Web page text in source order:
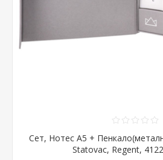
Сет, Нотес А5 +
Statovac, Regent,